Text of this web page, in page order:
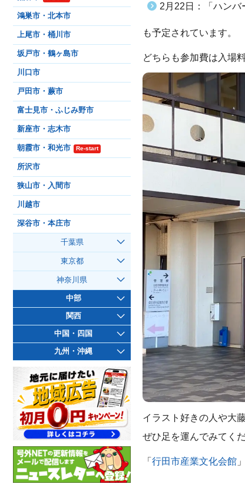
2月22日：「ハンバ
も予定されています。
どちらも参加費は入場
イラスト好きの人や大
ぜひ足を運んでみてくだ
「行田市産業文化会館
鴻巣市・北本市
上尾市・桶川市
坂戸市・鶴ヶ島市
川口市
戸田市・蕨市
富士見市・ふじみ野市
新座市・志木市
朝霞市・和光市 Re-start
所沢市
狭山市・入間市
川越市
深谷市・本庄市
千葉県
東京都
神奈川県
中部
関西
中国・四国
九州・沖縄